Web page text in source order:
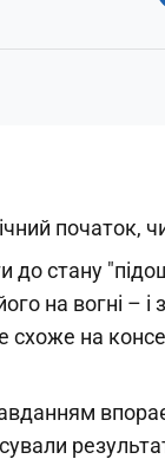
початок, чи
стану
на вогні – і
схоже на